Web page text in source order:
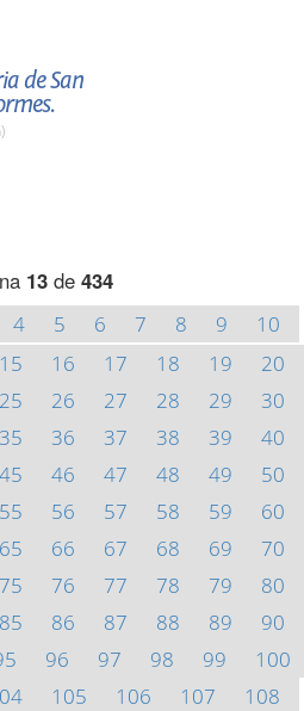
de San
13 de 434
4 5 6 7 8 9
10
15 16 17 18 19
20
25 26 27 28 29
30
35 36 37 38 39
40
45 46 47 48 49
50
55 56 57 58 59
60
65 66 67 68 69
70
75 76 77 78 79
80
85 86 87 88 89
90
96 97 98 99
100
105 106 107
108